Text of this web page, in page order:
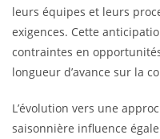
leurs équipes et leurs
exigences. Cette
contraintes en
longueur d’avance sur la
L’évolution vers une
saisonnière influence